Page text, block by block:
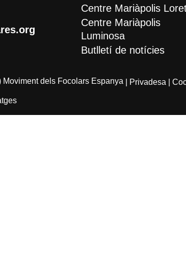
Centre Mariàpolis
Centre Mariàpolis
Luminosa
Butlletí de notícies
Moviment dels Focolars Espanya | Privadesa |